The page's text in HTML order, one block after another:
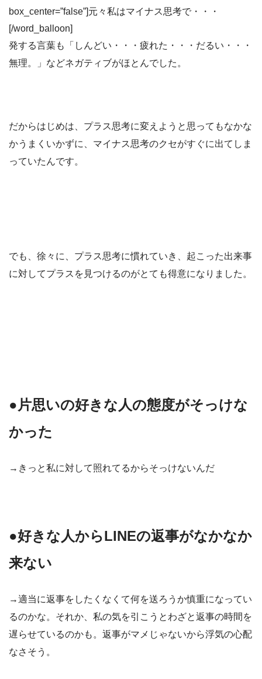
box_center=”false”]元々私はマイナス思考で・・・
[/word_balloon]
発する言葉も「しんどい・・・疲れた・・・だるい・・・
無理。」などネガティブがほとんでした。
だからはじめは、プラス思考に変えようと思ってもなかな
かうまくいかずに、マイナス思考のクセがすぐに出てしま
っていたんです。
でも、徐々に、プラス思考に慣れていき、起こった出来事
に対してプラスを見つけるのがとても得意になりました。
●片思いの好きな人の態度がそっけな
かった
→きっと私に対して照れてるからそっけないんだ
●好きな人からLINEの返事がなかなか
来ない
→適当に返事をしたくなくて何を送ろうか慎重になってい
るのかな。それか、私の気を引こうとわざと返事の時間を
遅らせているのかも。返事がマメじゃないから浮気の心配
なさそう。